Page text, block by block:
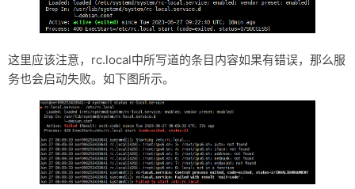
这里应该注意，rc.local中所写道的条目内容如果有错误，那么服
务也会启动失败。如下图所示。